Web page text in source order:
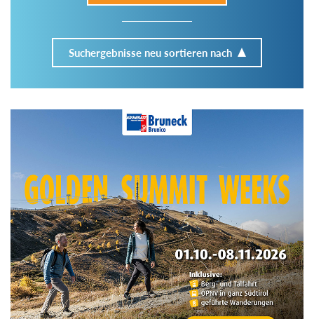
Suchergebnisse neu sortieren nach
Im Tourenarchiv suchen
Region:
Gebirge: